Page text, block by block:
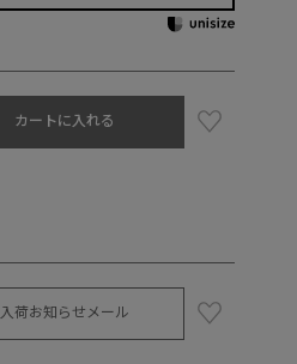
カートに入れる
入荷お知らせメール